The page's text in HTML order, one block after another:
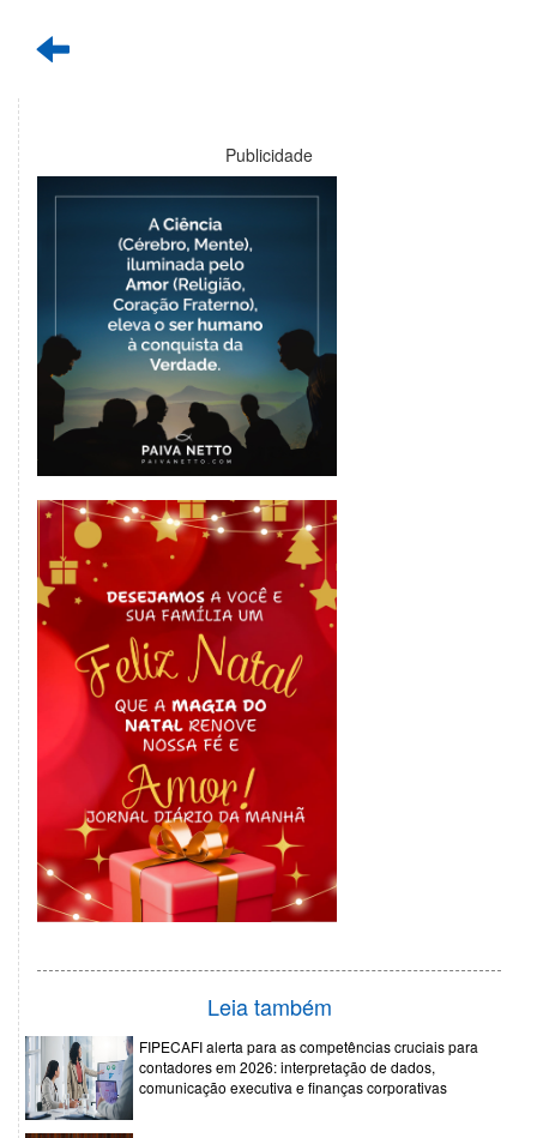
Publicidade
Leia também
FIPECAFI alerta para as competências cruciais para
contadores em 2026: interpretação de dados,
comunicação executiva e finanças corporativas